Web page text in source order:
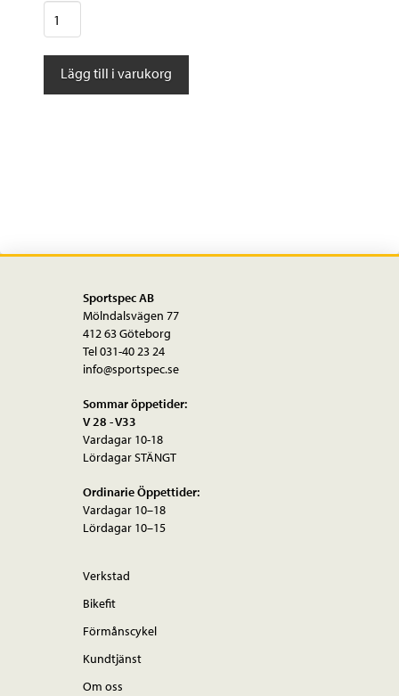
Pirelli
Keps
mängd
Lägg till i varukorg
Sportspec AB
Mölndalsvägen 77
412 63 Göteborg
Tel 031-40 23 24
info@sportspec.se
Sommar öppetider:
V 28 - V33
Vardagar 10-18
Lördagar STÄNGT
Ordinarie Öppettider:
Vardagar 10–18
Lördagar 10–15
Verkstad
Bikefit
Förmånscykel
Kundtjänst
Om oss